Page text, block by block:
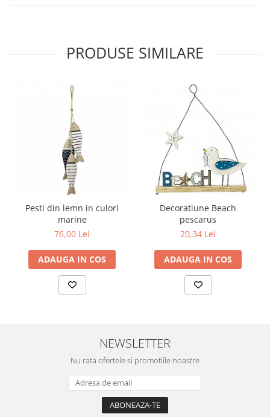
PRODUSE SIMILARE
Pesti din lemn in culori
marine
76,00 Lei
ADAUGA IN COS
Decoratiune Beach
pescarus
20,34 Lei
ADAUGA IN COS
NEWSLETTER
Nu rata ofertele si promotiile noastre